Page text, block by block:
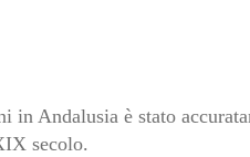
in Andalusia è stato
secolo.